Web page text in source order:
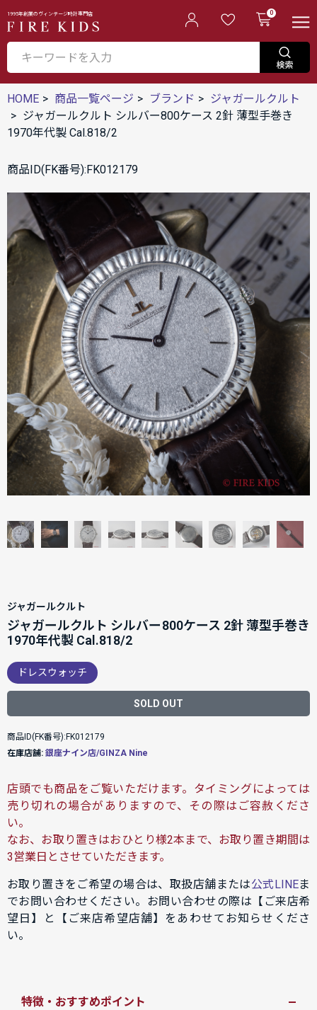
1995年創業のヴィンテージ時計専門店 0
HOME 商品一覧ページ ブランド
ジャガールクルト
ジャガールクルト シルバー800ケース 2針 薄型手巻き
1970年代製 Cal.818/2
商品ID(FK番号):FK012179
ジャガールクルト
ジャガールクルト シルバー800ケース 2針 薄型手巻き
1970年代製 Cal.818/2
ドレスウォッチ
SOLD OUT
商品ID(FK番号):FK012179
在庫店舗: 銀座ナイン店/GINZA Nine
店頭でも商品をご覧いただけます。タイミングによっては
売り切れの場合がありますので、その際はご容赦くださ
い。
なお、お取り置きはおひとり様2本まで、お取り置き期間は
3営業日とさせていただきます。
お取り置きをご希望の場合は、取扱店舗または公式LINEま
でお問い合わせください。お問い合わせの際は【ご来店希
望日】と【ご来店希望店舗】をあわせてお知らせくださ
い。
特徴・おすすめポイント